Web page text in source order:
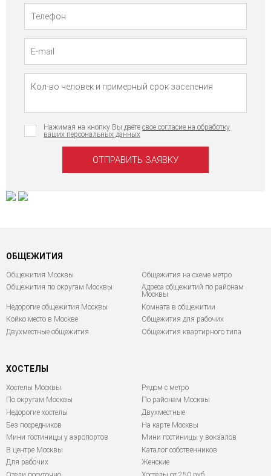
Нажимая на кнопку Вы даёте свое согласие на обработку
ваших персональных данных
ОБЩЕЖИТИЯ
Общежития Москвы
Общежития на схеме метро
Общежития по округам Москвы
Адреса общежитий по районам
Москвы
Недорогие общежития Москвы
Комната в общежитии
Койко место в Москве
Общежития для рабочих
Двухместные общежития
Общежития квартирного типа
ХОСТЕЛЫ
Хостелы Москвы
По округам Москвы
Недорогие хостелы
Без посредников
Мини гостиницы у аэропортов
В центре Москвы
Для рабочих
Рядом с метро
По районам Москвы
Двухместные
На карте Москвы
Мини гостиницы у вокзалов
Каталог собственников
Женские